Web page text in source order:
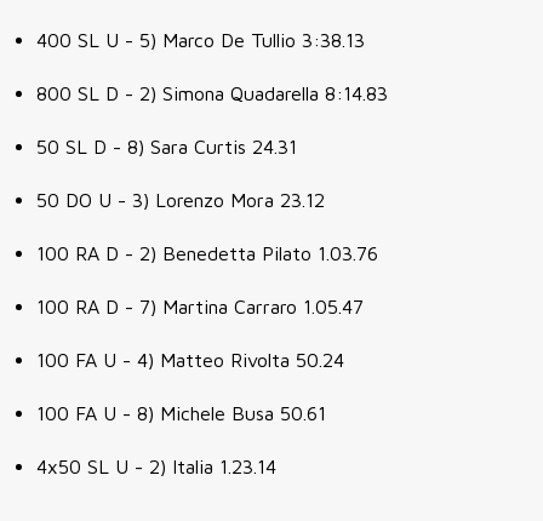
400 SL U - 5) Marco De Tullio 3:38.13
800 SL D - 2) Simona Quadarella 8:14.83
50 SL D - 8) Sara Curtis 24.31
50 DO U - 3) Lorenzo Mora 23.12
100 RA D - 2) Benedetta Pilato 1.03.76
100 RA D - 7) Martina Carraro 1.05.47
100 FA U - 4) Matteo Rivolta 50.24
100 FA U - 8) Michele Busa 50.61
4x50 SL U - 2) Italia 1.23.14